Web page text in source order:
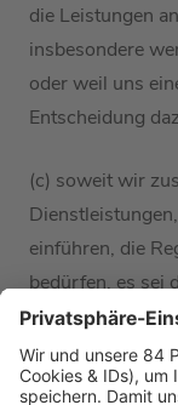
die Leistungen
insbesondere
oder weil uns
Entscheidung
(c) soweitwir
einführen, die
bedürfen, es sei
dadurch
Wir werden das